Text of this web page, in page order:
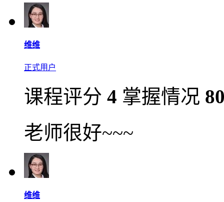
维维
正式用户
课程评分 4 掌握情况
老师很好~~~
维维